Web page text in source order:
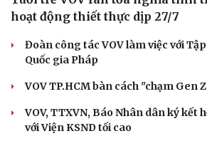
hoạt động thiết thực dịp 27/7
Đoàn công tác VOV làm việc với
Quốc gia Pháp
VOV TP.HCM bàn cách "chạm Gen
VOV, TTXVN, Báo Nhân dân ký kết
với Viện KSND tối cao